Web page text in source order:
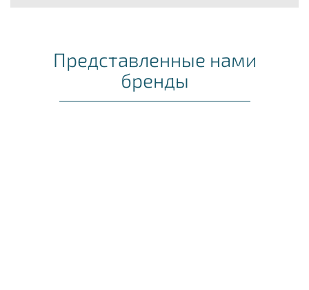
Представленные нами
бренды